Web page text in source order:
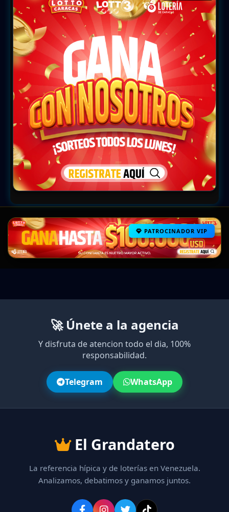
PATROCINADOR VIP
🚀 Únete a la agencia
Y disfruta de atencion todo el dia, 100%
responsabilidad.
Telegram WhatsApp
El Grandatero
La referencia hípica y de loterías en Venezuela.
Analizamos, debatimos y ganamos juntos.